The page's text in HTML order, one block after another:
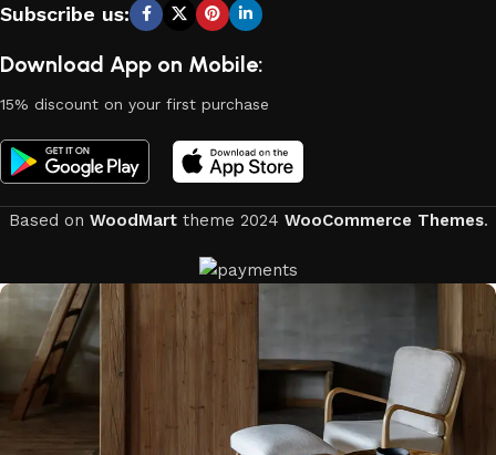
Subscribe us:
Download App on Mobile:
15% discount on your first purchase
Based on WoodMarttheme 2024 WooCommerce Themes.